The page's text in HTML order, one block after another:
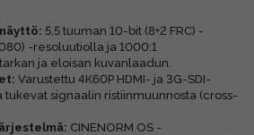
5,5 tuuman 10-bit (8+2 FRC) -
-resoluutiolla ja 1000:1
ja eloisan kuvanlaadun.
Varustettu 4K60P HDMI- ja 3G-SDI-
signaalin ristiinmuunnosta (cross-
CINENORM OS -